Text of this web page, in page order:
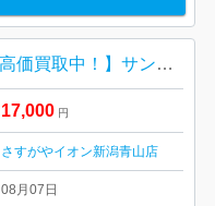
【ウイスキー高価買取中！】サントリー 山崎12年 箱あり
17,000 円
さすがやイオン新潟青山店
08月07日